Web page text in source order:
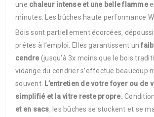
une chaleur intense et une belle flamme
minutes. Les bûches haute performance
Bois sont partiellement écorcées,
prêtes à l’emploi. Elles garantissent un
cendre(jusqu’à 3x moins que le bois
vidange du cendrier s’effectue beaucoup
souvent. L’entretien de votre foyer ou de
simplifié et la vitre reste propre.
et en sacs, les bûches se stockent et se